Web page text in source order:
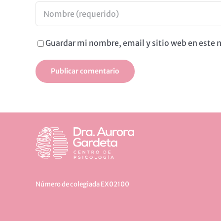
Guardar mi nombre, email y sitio web en este
Número de colegiada EX02100